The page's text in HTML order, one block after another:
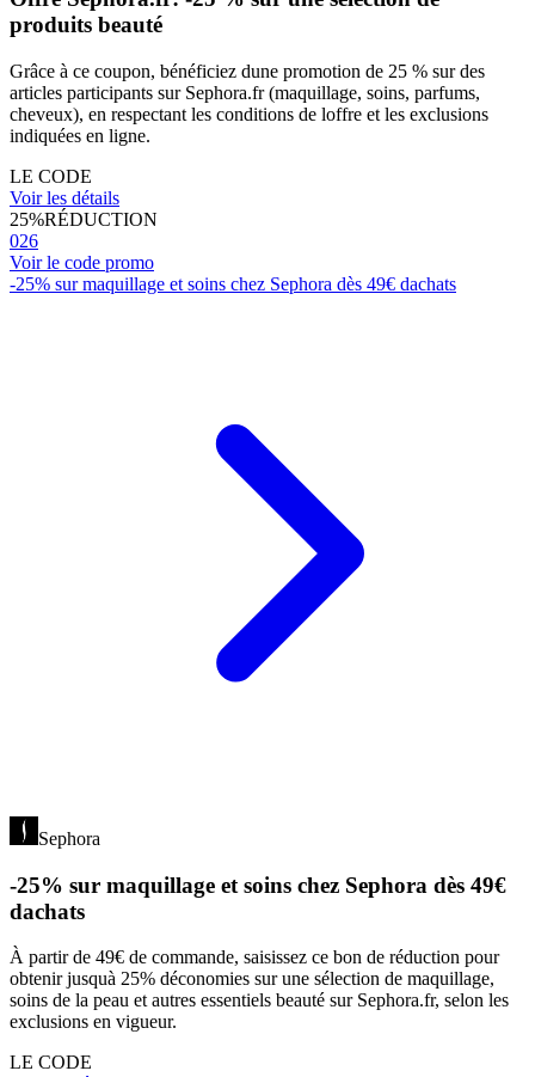
produits beauté
Grâce à ce coupon, bénéficiez dune promotion de 25 % sur des
articles participants sur Sephora.fr (maquillage, soins, parfums,
cheveux), en respectant les conditions de loffre et les exclusions
indiquées en ligne.
LE CODE
Voir les détails
25%RÉDUCTION
026
Voir le code promo
-25% sur maquillage et soins chez Sephora dès 49€ dachats
Sephora
-25% sur maquillage et soins chez Sephora dès 49€
dachats
À partir de 49€ de commande, saisissez ce bon de réduction pour
obtenir jusquà 25% déconomies sur une sélection de maquillage,
soins de la peau et autres essentiels beauté sur Sephora.fr, selon les
exclusions en vigueur.
LE CODE